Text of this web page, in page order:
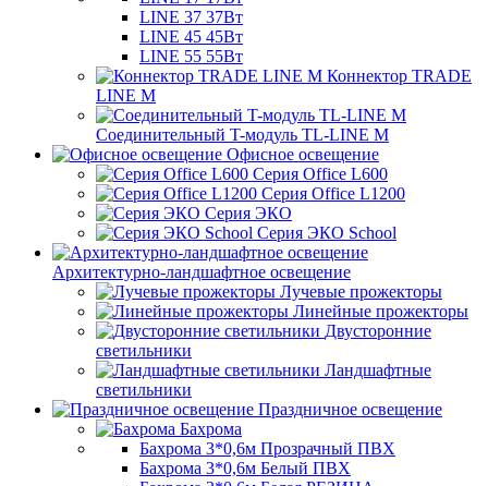
LINE 37 37Вт
LINE 45 45Вт
LINE 55 55Вт
Коннектор TRADE
LINE M
Соединительный T-модуль TL-LINE M
Офисное освещение
Серия Office L600
Серия Office L1200
Серия ЭКО
Серия ЭКО School
Архитектурно-ландшафтное освещение
Лучевые прожекторы
Линейные прожекторы
Двусторонние
светильники
Ландшафтные
светильники
Праздничное освещение
Бахрома
Бахрома 3*0,6м Прозрачный ПВХ
Бахрома 3*0,6м Белый ПВХ